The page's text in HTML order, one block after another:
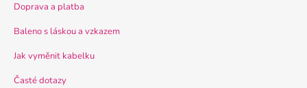
Doprava a platba
Baleno s láskou a vzkazem
Jak vyměnit kabelku
Časté dotazy